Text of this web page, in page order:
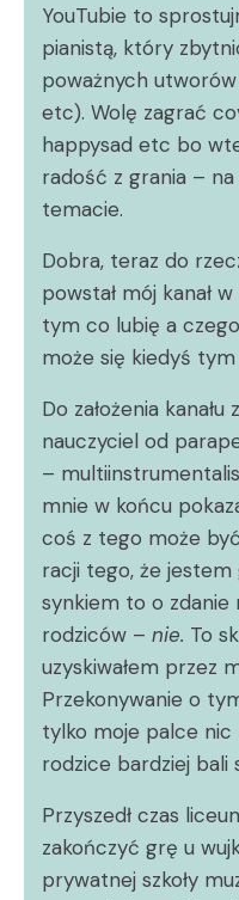
YouTubie to
pianistą, który
poważnych
etc). Wolę zagrać
happysad etc bo
radość z grania –
temacie.
Dobra, teraz do
powstał mój kanał
tym co lubię a
może się kiedyś
Do założenia
nauczyciel od
–
mnie w końcu
coś z tego może
racji tego, że
synkiem to o zdanie
rodziców – nie. To
uzyskiwałem przez
Przekonywanie o
tylko moje palce nic
rodzice bardziej bali
Przyszedł czas
zakończyć grę u
prywatnej szkoły